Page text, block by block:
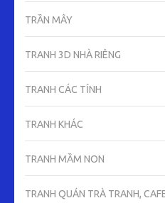
TRẦN MÂY
TRANH 3D NHÀ RIÊNG
TRANH CÁC TỈNH
TRANH KHÁC
TRANH MẦM NON
TRANH QUÁN TRÀ TRANH,